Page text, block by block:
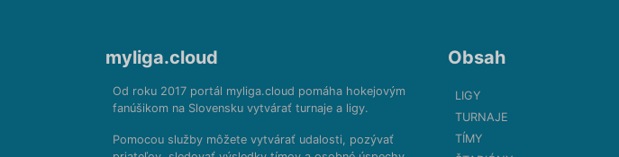
myliga.cloud
Od roku 2017 portál myliga.cloud pomáha hokejovým
fanúšikom na Slovensku vytvárať turnaje a ligy.
Pomocou služby môžete vytvárať udalosti, pozývať
Obsah
LIGY
TURNAJE
TÍMY